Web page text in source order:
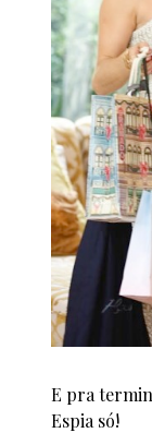
E pra
Espia só!